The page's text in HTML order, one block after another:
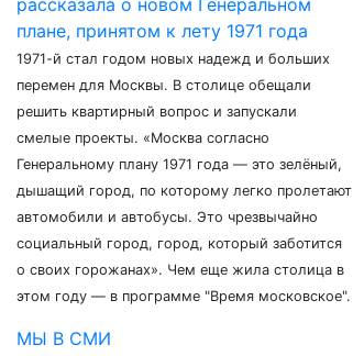
рассказала о новом Генеральном
плане, принятом к лету 1971 года
1971-й стал годом новых надежд и больших
перемен для Москвы. В столице обещали
решить квартирный вопрос и запускали
смелые проекты. «Москва согласно
Генеральному плану 1971 года — это зелёный,
дышащий город, по которому легко пролетают
автомобили и автобусы. Это чрезвычайно
социальный город, город, который заботится
о своих горожанах». Чем еще жила столица в
этом году — в программе "Время московское".
МЫ В СМИ